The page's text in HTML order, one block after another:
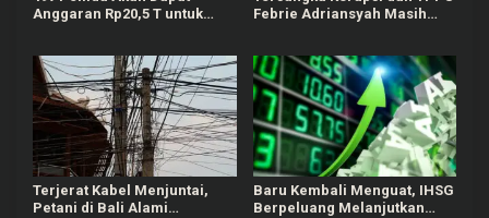
Anggaran Rp20,5 T untuk
Febrie Adriansyah Masih
Terjerat Kabel Menjuntai,
Petani di Bali Alami
Baru Kembali Menguat, IHSG
Berpeluang Melanjutkan